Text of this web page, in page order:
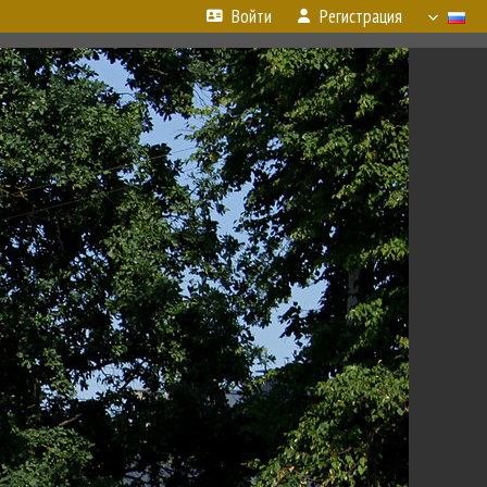
Войти Регистрация